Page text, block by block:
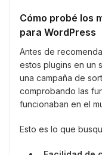
Cómo probé los
para WordPress
Antes de
estos plugins en un
una campaña de
comprobando las
funcionaban en el
Esto es lo que